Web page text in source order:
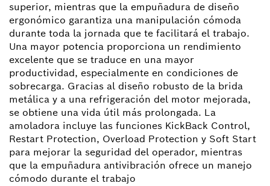
superior, mientras que la empuñadura de diseño
ergonómico garantiza una manipulación cómoda
durante toda la jornada que te facilitará el trabajo.
Una mayor potencia proporciona un rendimiento
excelente que se traduce en una mayor
productividad, especialmente en condiciones de
sobrecarga. Gracias al diseño robusto de la brida
metálica y a una refrigeración del motor mejorada,
se obtiene una vida útil más prolongada. La
amoladora incluye las funciones KickBack Control,
Restart Protection, Overload Protection y Soft Start
para mejorar la seguridad del operador, mientras
que la empuñadura antivibración ofrece un manejo
cómodo durante el trabajo